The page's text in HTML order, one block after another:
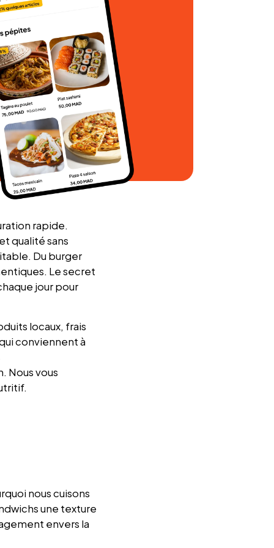
rapide.
qualité sans
Du burger
Le secret
jour pour
locaux, frais
conviennent à
Nous vous
nous cuisons
une texture
envers la